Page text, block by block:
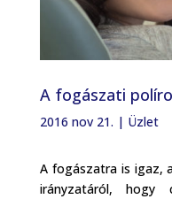
A fogászati
2016 nov 21. | Üzlet
A fogászatra is igaz,
irányzatáról, hogy